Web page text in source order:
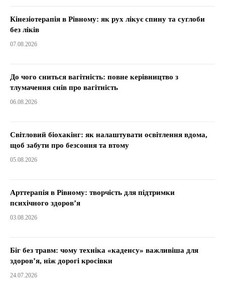
Кінезіотерапія в Рівному: як рух лікує спину та суглоби
без ліків
07.08.2026
До чого сниться вагітність: повне керівництво з
тлумачення снів про вагітність
06.08.2026
Світловий біохакінг: як налаштувати освітлення вдома,
щоб забути про безсоння та втому
05.08.2026
Арттерапія в Рівному: творчість для підтримки
психічного здоров’я
03.08.2026
Біг без травм: чому техніка «каденсу» важливіша для
здоров’я, ніж дорогі кросівки
24.07.2026